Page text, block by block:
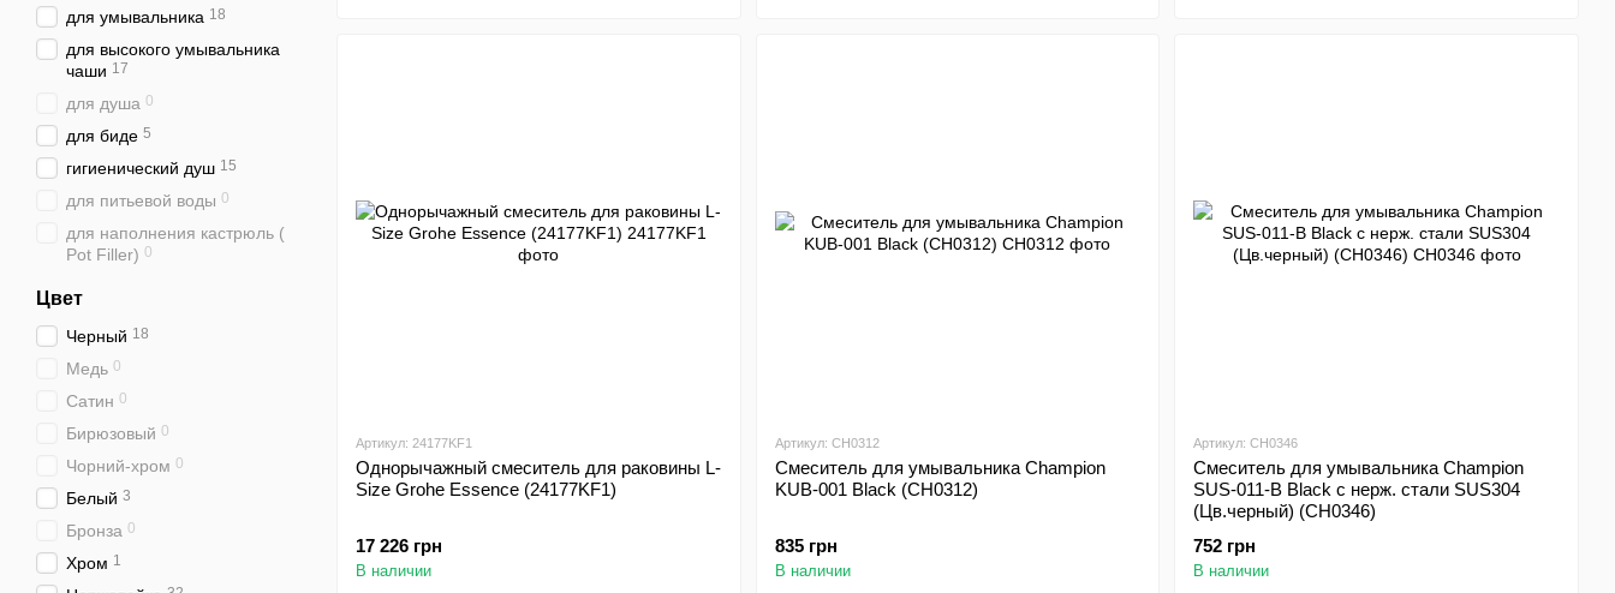
Артикул: 24177KF1
Однорычажный смеситель для раковины L-
Size Grohe Essence (24177KF1)
17 226 грн
В наличии
Артикул: CH0312
Смеситель для умывальника Champion
KUB-001 Black (CH0312)
835 грн
В наличии
Артикул: CH0346
Смеситель для умывальника Champion
SUS-011-B Black с нерж. стали SUS304
(Цв.черный) (CH0346)
752 грн
В наличии
для умывальника 18
для высокого умывальника
чаши 17
для душа 0
для биде 5
гигиенический душ 15
для питьевой воды 0
для наполнения кастрюль (
Pot Filler) 0
Цвет
Черный 18
Медь 0
Сатин 0
Бирюзовый 0
Чорний-хром 0
Белый 3
Бронза 0
Хром 1